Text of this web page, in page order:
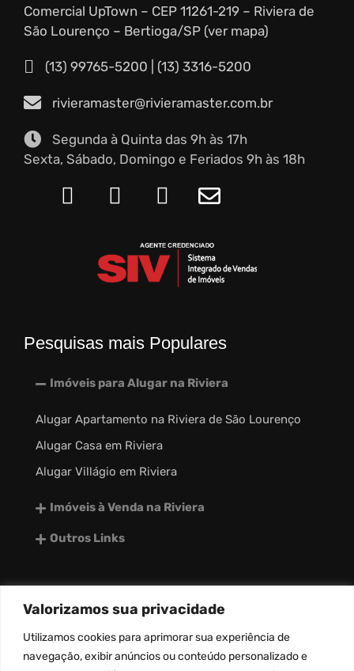
Valorizamos sua privacidade
Utilizamoscookies para aprimorar sua experiência de
navegação, exibir anúncios ou conteúdo personalizado e
Comercial UpTown – CEP 11261-219 – Riviera de
São Lourenço – Bertioga/SP (ver mapa)
(13) 99765-5200 (13) 3316-5200
rivieramaster@rivieramaster.com.br
Segunda à Quinta das 9h às 17h
Sexta, Sábado, Domingo e Feriados 9h às 18h
Pesquisas mais Populares
Imóveis para Alugar na Riviera
Alugar Apartamento na Riviera de São Lourenço
Alugar Casa em Riviera
Alugar Villágio em Riviera
Imóveis à Venda na Riviera
Outros Links
desenvolvido por: